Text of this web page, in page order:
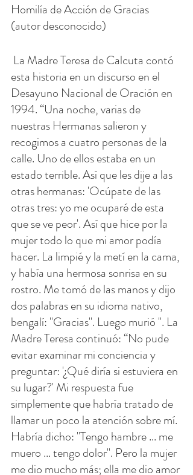
Homilía de Acción de Gracias
(autor desconocido)
esta historia en un discurso en el
Desayuno Nacional de Oración en
1994. “Una noche, varias de
nuestras Hermanas salieron y
recogimos a cuatro personas de la
calle. Uno de ellos estaba en un
estado terrible. Así que les dije a las
otras hermanas: 'Ocúpate de las
otras tres: yo me ocuparé de esta
que se ve peor'. Así que hice por la
mujer todo lo que mi amor podía
hacer. La limpié y la metí en la cama,
y ​​había una hermosa sonrisa en su
rostro. Me tomó de las manos y dijo
dos palabras en su idioma nativo,
bengalí: "Gracias". Luego murió ". La
Madre Teresa continuó: “No pude
evitar examinar mi conciencia y
preguntar: '¿Qué diría si estuviera en
su lugar?' Mi respuesta fue
simplemente que habría tratado de
llamar un poco la atención sobre mí.
Habría dicho: "Tengo hambre ... me
muero ... tengo dolor". Pero la mujer
me dio mucho más; ella me dio amor